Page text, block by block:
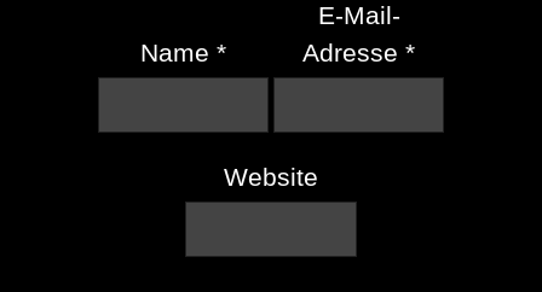
Name *
E-Mail-
Adresse*
Website